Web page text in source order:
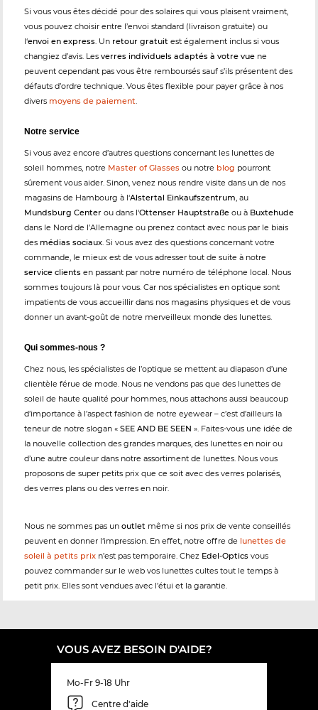
Si vous vous êtes décidé pour des solaires qui vous plaisent vraiment,
vous pouvez choisir entre l’envoi standard (livraison gratuite) ou
l‘envoi en express. Un retour gratuit est également inclus si vous
changiez d’avis. Les verres individuels adaptés à votre vue ne
peuvent cependant pas vous être remboursés sauf s’ils présentent des
défauts d’ordre technique. Vous êtes flexible pour payer grâce à nos
divers moyens de paiement.
Notre service
Si vous avez encore d’autres questions concernant les lunettes de
soleil hommes, notre Master of Glasses ou notre blog pourront
sûrement vous aider. Sinon, venez nous rendre visite dans un de nos
magasins de Hambourg à l‘Alstertal Einkaufszentrum, au
Mundsburg Center ou dans l‘Ottenser Hauptstraße ou à Buxtehude
dans le Nord de l’Allemagne ou prenez contact avec nous par le biais
des médias sociaux. Si vous avez des questions concernant votre
commande, le mieux est de vous adresser tout de suite à notre
service clients en passant par notre numéro de téléphone local. Nous
sommes toujours là pour vous. Car nos spécialistes en optique sont
impatients de vous accueillir dans nos magasins physiques et de vous
donner un avant-goût de notre merveilleux monde des lunettes.
Qui sommes-nous ?
Chez nous, les spécialistes de l’optique se mettent au diapason d’une
clientèle férue de mode. Nous ne vendons pas que des lunettes de
soleil de haute qualité pour hommes, nous attachons aussi beaucoup
d’importance à l’aspect fashion de notre eyewear – c’est d’ailleurs la
teneur de notre slogan « SEE AND BE SEEN ». Faites-vous une idée de
la nouvelle collection des grandes marques, des lunettes en noir ou
d’une autre couleur dans notre assortiment de lunettes. Nous vous
proposons de super petits prix que ce soit avec des verres polarisés,
des verres plans ou des verres en noir.
Nous ne sommes pas un outlet même si nos prix de vente conseillés
peuvent en donner l‘impression. En effet, notre offre de lunettes de
soleil à petits prix n’est pas temporaire. Chez Edel-Optics vous
pouvez commander sur le web vos lunettes cultes tout le temps à
petit prix. Elles sont vendues avec l’étui et la garantie.
VOUS AVEZ BESOIN D'AIDE?
Mo-Fr 9-18 Uhr
Centre d'aide